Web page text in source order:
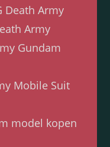
Death Army
Army
Gundam
Mobile Suit
model kopen